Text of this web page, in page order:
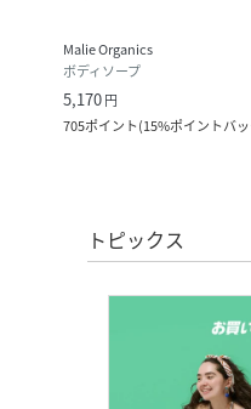
Malie Organics
ボディソープ
5,170円
705ポイント(15%ポイントバ
トピックス